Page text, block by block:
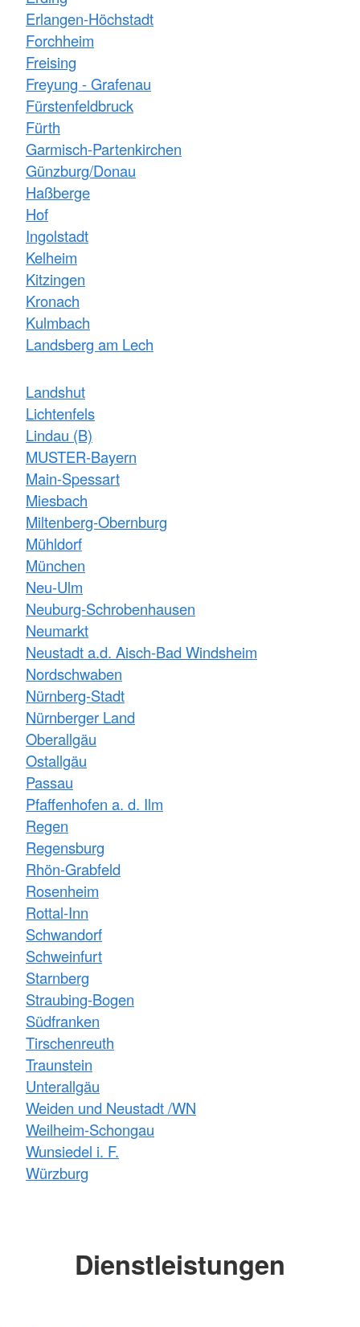
Erlangen-Höchstadt
Forchheim
Freising
Freyung - Grafenau
Fürstenfeldbruck
Fürth
Garmisch-Partenkirchen
Günzburg/Donau
Haßberge
Hof
Ingolstadt
Kelheim
Kitzingen
Kronach
Kulmbach
Landsberg am Lech
Landshut
Lichtenfels
Lindau (B)
MUSTER-Bayern
Main-Spessart
Miesbach
Miltenberg-Obernburg
Mühldorf
München
Neu-Ulm
Neuburg-Schrobenhausen
Neumarkt
Neustadt a.d. Aisch-Bad Windsheim
Nordschwaben
Nürnberg-Stadt
Nürnberger Land
Oberallgäu
Ostallgäu
Passau
Pfaffenhofen a. d. Ilm
Regen
Regensburg
Rhön-Grabfeld
Rosenheim
Rottal-Inn
Schwandorf
Schweinfurt
Starnberg
Straubing-Bogen
Südfranken
Tirschenreuth
Traunstein
Unterallgäu
Weiden und Neustadt /WN
Weilheim-Schongau
Wunsiedel i. F.
Würzburg
Dienstleistungen